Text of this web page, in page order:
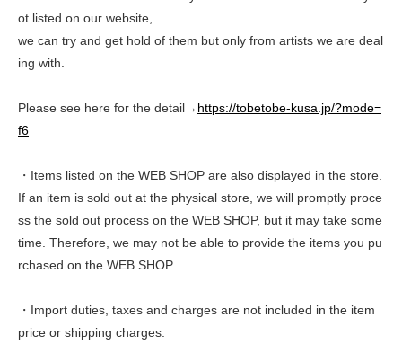
ot listed on our website,
we can try and get hold of them but only from artists we are deal
ing with.
Please see here for the detail→ https://tobetobe-kusa.jp/?mode=
f6
・Items listed on the WEB SHOP are also displayed in the store.
If an item is sold out at the physical store, we will promptly proce
ss the sold out process on the WEB SHOP, but it may take some
time. Therefore, we may not be able to provide the items you pu
rchased on the WEB SHOP.
・Import duties, taxes and charges are not included in the item
price or shipping charges.